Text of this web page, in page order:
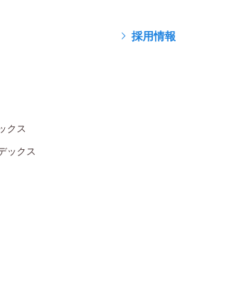
クス
ックス
採用情報